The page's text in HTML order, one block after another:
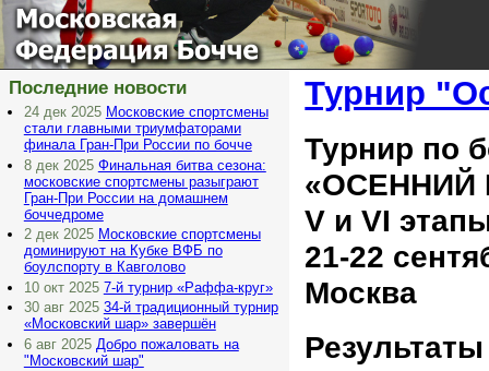
Московская
Федерация Бочче
Турнир
Турнир по
V и VI
21-22
Москва
Результаты
Последние новости
24 дек 2025 Московские спортсмены
стали главными триумфаторами
финала Гран-При России по бочче
8 дек 2025 Финальная битва сезона:
московские спортсмены разыграют
Гран-При России на домашнем
боччедроме
2 дек 2025 Московские спортсмены
доминируют на Кубке ВФБ по
боулспорту в Кавголово
10 окт 2025 7-й турнир «Раффа-круг»
30 авг 2025 34-й традиционный турнир
«Московский шар» завершён
6 авг 2025 Добро пожаловать на
"Московский шар"